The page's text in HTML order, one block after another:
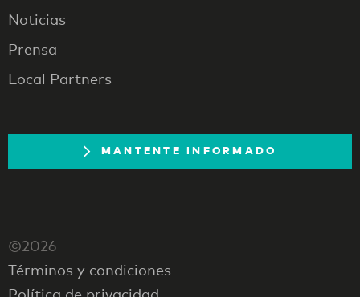
Noticias
Prensa
Local Partners
MANTENTE INFORMADO
©2026
Términos y condiciones